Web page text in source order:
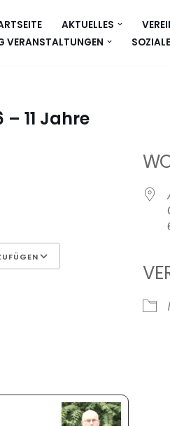
AKTUELLES
VERANSTALTUNGEN
11 Jahre
Google Kalender